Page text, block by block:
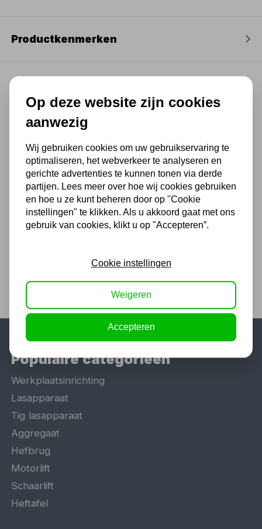
Productkenmerken
Chat met ons van 9:00 tot 21:00 !
Voor 16.00 u besteld, dezelfde dag
verzonden
(Technische) Vragen ? Bel ons +31
548 51 75 75
1.500 m2 winkel in Rijssen !
Populaire categorieën
Werkplaatsinrichting
Lasapparaat
Tig lasapparaat
Aggregaat
Hefbrug
Motorlift
Schaarlift
Heftafel
Op deze website zijn cookies
aanwezig
Wij gebruiken cookies om uw gebruikservaring te
optimaliseren, het webverkeer te analyseren en
gerichte advertenties te kunnen tonen via derde
partijen. Lees meer over hoe wij cookies gebruiken
en hoe u ze kunt beheren door op "Cookie
instellingen" te klikken. Als u akkoord gaat met ons
gebruik van cookies, klikt u op "Accepteren”.
Cookie instellingen
Weigeren
Accepteren